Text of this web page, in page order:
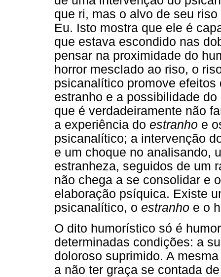
que ri, mas o alvo de seu
Eu. Isto mostra que ele é
que estava escondido nas
pensar na proximidade do
horror mesclado ao riso, o
psicanalítico promove
estranho e a possibilidade
que é verdadeiramente não
a experiência do estranho e
psicanalítico; a intervenção
e um choque no analisando,
estranheza, seguidos de um
não chega a se consolidar e
elaboração psíquica. Existe
psicanalítico, o estranho e o
O dito humorístico só é
determinadas condições: a
doloroso suprimido. A
a não ter graça se contada